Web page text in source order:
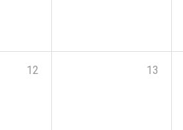
12 13